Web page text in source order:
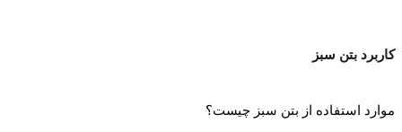
کاربرد بتن سبز
موارد استفاده از بتن سبز چیست؟